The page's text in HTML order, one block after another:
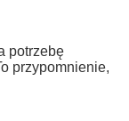
potrzebę
przypomnienie,